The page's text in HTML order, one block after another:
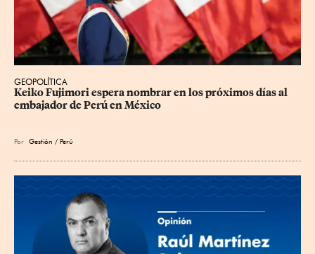
GEOPOLÍTICA
Keiko Fujimori espera nombrar en los próximos días al
embajador de Perú en México
Por Gestión / Perú